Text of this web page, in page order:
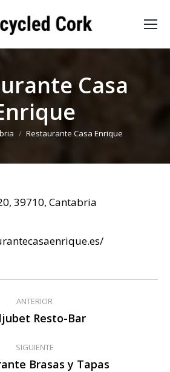
Casa
Restaurante Casa Enrique
39710, Cantabria
ANTERIOR
Publicación
Resto-Bar
SIGUIENTE
Publicación
Brasas y Tapas